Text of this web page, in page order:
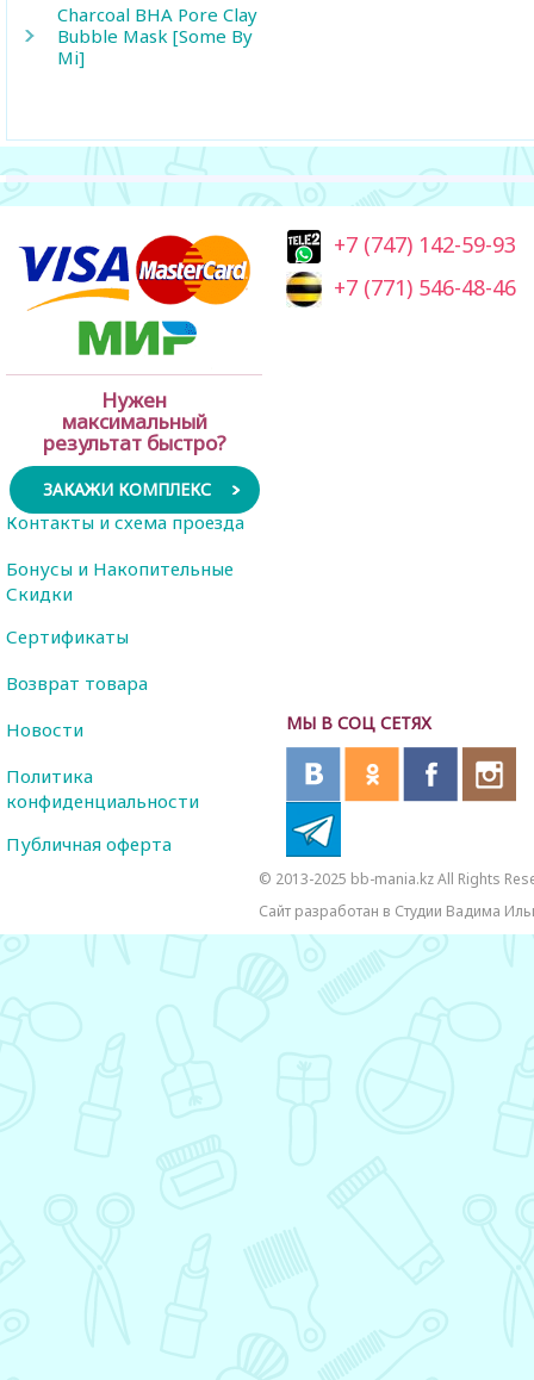
Charcoal BHA Pore Clay
Bubble Mask [Some By
Mi]
Нужен
максимальный
результат быстро?
ЗАКАЖИ КОМПЛЕКС
+7 (747) 142-59-93
+7 (771) 546-48-46
МЫ В СОЦ СЕТЯХ
Контакты и схема проезда
Бонусы и Накопительные
Скидки
Сертификаты
Возврат товара
Новости
Политика
конфиденциальности
Публичная оферта
© 2013-2025 bb-mania.kz All Rights
Сайт разработан в Студии Вадима